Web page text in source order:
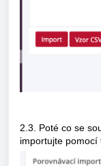
2.3. Poté co se
importujte